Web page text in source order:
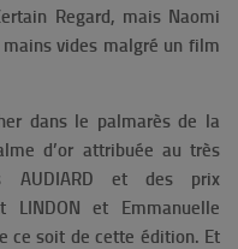
Regard, mais Naomi
vides malgré un film
dans le palmarès de la
d’or attribuée au très
AUDIARD et des prix
LINDON
et Emmanuelle
ce soit de cette édition. Et